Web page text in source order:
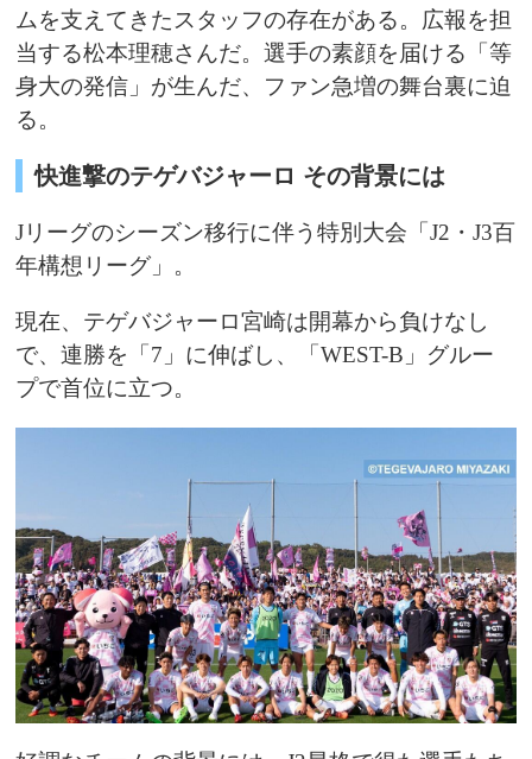
ムを支えてきたスタッフの存在がある。広報を担
当する松本理穂さんだ。選手の素顔を届ける「等
身大の発信」が生んだ、ファン急増の舞台裏に迫
る。
快進撃のテゲバジャーロ その背景には
Jリーグのシーズン移行に伴う特別大会「J2・J3百
年構想リーグ」。
現在、テゲバジャーロ宮崎は開幕から負けなし
で、連勝を「7」に伸ばし、「WEST-B」グルー
プで首位に立つ。